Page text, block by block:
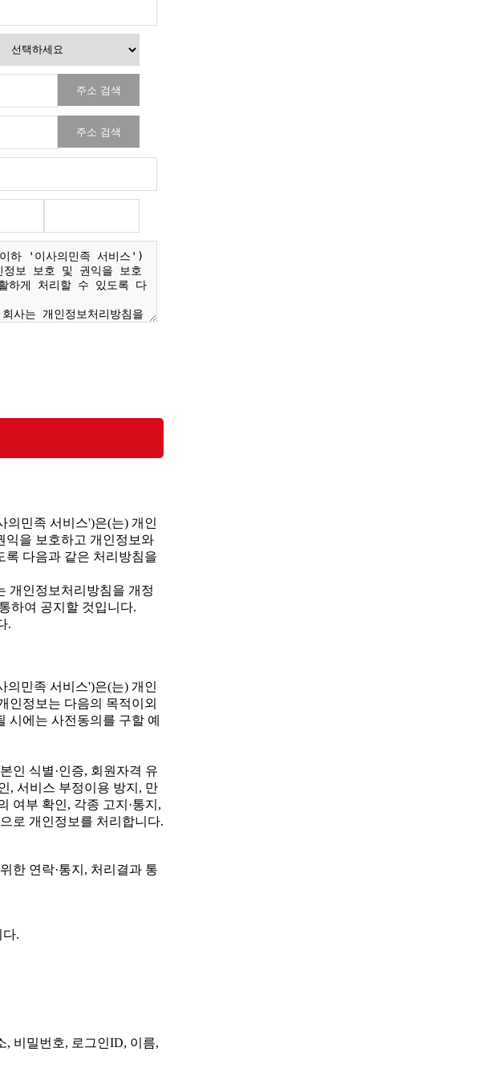
주소 검색
주소 검색
의민족 서비스')은(는) 개인
익을 보호하고 개인정보와
록 다음과 같은 처리방침을
개인정보처리방침을 개정
하여 공지할 것입니다.
.
의민족 서비스')은(는) 개인
인정보는 다음의 목적이외
시에는 사전동의를 구할 예
인 식별·인증, 회원자격 유
, 서비스 부정이용 방지, 만
여부 확인, 각종 고지·통지,
로 개인정보를 처리합니다.
한 연락·통지, 처리결과 통
.
, 비밀번호, 로그인ID, 이름,